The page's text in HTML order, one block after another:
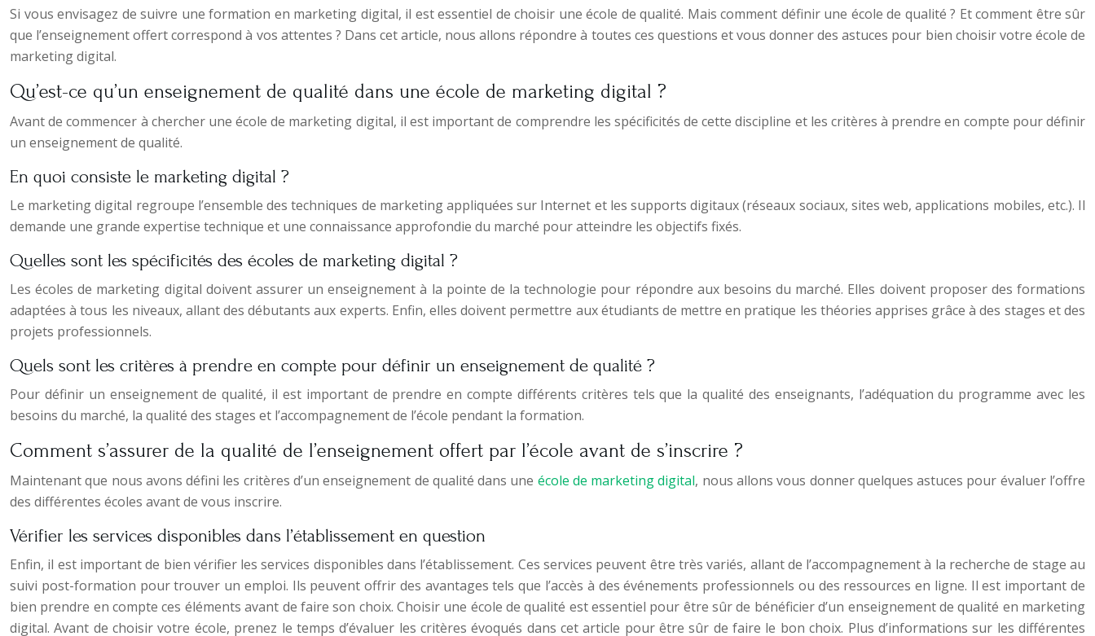
Si vous envisagez de suivre une formation en marketing digital, il est essentiel de choisir une école de qualité. Mais comment définir une école de qualité ? Et comment être sûr
que l’enseignement offert correspond à vos attentes ? Dans cet article, nous allons répondre à toutes ces questions et vous donner des astuces pour bien choisir votre école de
marketing digital.
Qu’est-ce qu’un enseignement de qualité dans une école de marketing digital ?
Avant de commencer à chercher une école de marketing digital, il est important de comprendre les spécificités de cette discipline et les critères à prendre en compte pour définir
un enseignement de qualité.
En quoi consiste le marketing digital ?
Le marketing digital regroupe l’ensemble des techniques de marketing appliquées sur Internet et les supports digitaux (réseaux sociaux, sites web, applications mobiles, etc.). Il
demande une grande expertise technique et une connaissance approfondie du marché pour atteindre les objectifs fixés.
Quelles sont les spécificités des écoles de marketing digital ?
Les écoles de marketing digital doivent assurer un enseignement à la pointe de la technologie pour répondre aux besoins du marché. Elles doivent proposer des formations
adaptées à tous les niveaux, allant des débutants aux experts. Enfin, elles doivent permettre aux étudiants de mettre en pratique les théories apprises grâce à des stages et des
projets professionnels.
Quels sont les critères à prendre en compte pour définir un enseignement de qualité ?
Pour définir un enseignement de qualité, il est important de prendre en compte différents critères tels que la qualité des enseignants, l’adéquation du programme avec les
besoins du marché, la qualité des stages et l’accompagnement de l’école pendant la formation.
Comment s’assurer de la qualité de l’enseignement offert par l’école avant de s’inscrire ?
Maintenant que nous avons défini les critères d’un enseignement de qualité dans une école de marketing digital, nous allons vous donner quelques astuces pour évaluer l’offre
des différentes écoles avant de vous inscrire.
Vérifier les services disponibles dans l’établissement en question
Enfin, il est important de bien vérifier les services disponibles dans l’établissement. Ces services peuvent être très variés, allant de l’accompagnement à la recherche de stage au
suivi post-formation pour trouver un emploi. Ils peuvent offrir des avantages tels que l’accès à des événements professionnels ou des ressources en ligne. Il est important de
bien prendre en compte ces éléments avant de faire son choix. Choisir une école de qualité est essentiel pour être sûr de bénéficier d’un enseignement de qualité en marketing
digital. Avant de choisir votre école, prenez le temps d’évaluer les critères évoqués dans cet article pour être sûr de faire le bon choix. Plus d’informations sur les différentes